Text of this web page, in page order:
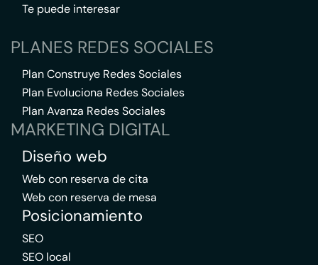
Te puede interesar
PLANES REDES SOCIALES
Plan Construye Redes Sociales
Plan Evoluciona Redes Sociales
Plan Avanza Redes Sociales
MARKETING DIGITAL
Diseño web
Web con reserva de cita
Web con reserva de mesa
Posicionamiento
SEO
SEO local